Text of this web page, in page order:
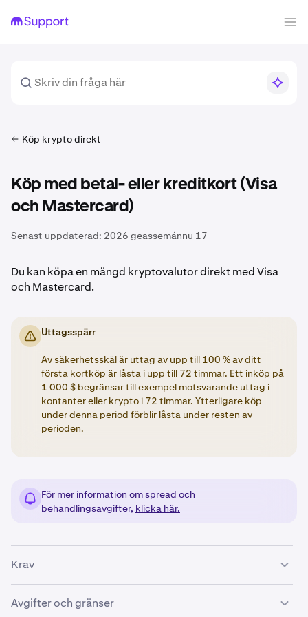
Köp krypto direkt
Köp med betal- eller kreditkort (Visa
och Mastercard)
Senast uppdaterad: 2026 geassemánnu 17
Du kan köpa en mängd kryptovalutor direkt med Visa
och Mastercard.
Uttagsspärr
Av säkerhetsskäl är uttag av upp till 100 % av ditt
första kortköp är låsta i upp till 72 timmar. Ett inköp på
1 000 $ begränsar till exempel motsvarande uttag i
kontanter eller krypto i 72 timmar. Ytterligare köp
under denna period förblir låsta under resten av
perioden.
För mer information om spread och
behandlingsavgifter, klicka här.
Krav
Kontrollera följande om du vill lägga till ett betalkort i
ditt Kraken-konto:
Avgifter och gränser